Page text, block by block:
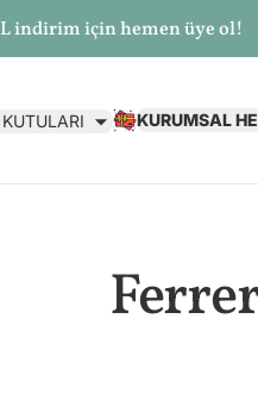
indirim için hemen üye ol!
KURUMSAL